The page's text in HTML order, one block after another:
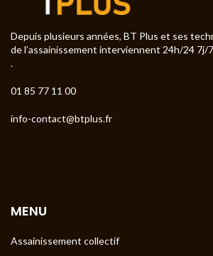
Depuis plusieurs années, BT Plus et ses
de l’assainissement interviennent 24h/24 7j/
.
01 85 77 11 00
info-contact@btplus.fr
MENU
Assainissement collectif